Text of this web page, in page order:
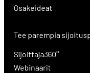
Osakeideat
Tee parempia
Sijoittaja360°
Webinaarit